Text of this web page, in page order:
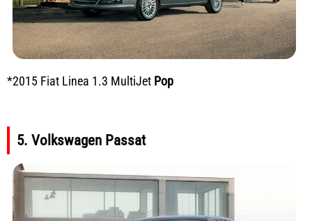
*2015 Fiat Linea 1.3 MultiJet Pop
5. Volkswagen Passat